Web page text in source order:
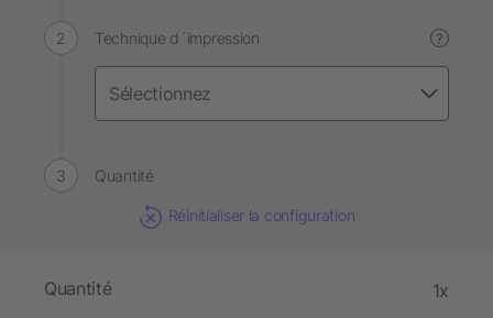
Technique d´impression ?
Quantité
Réinitialiser la configuration
Quantité 1x